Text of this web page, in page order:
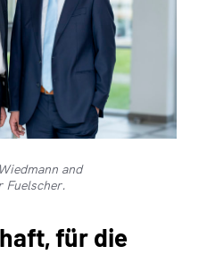
and
Fuelscher.
für die